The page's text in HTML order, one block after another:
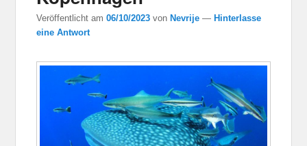
Veröffentlicht am06/10/2023 von Nevrije — Hinterlasse
eine Antwort